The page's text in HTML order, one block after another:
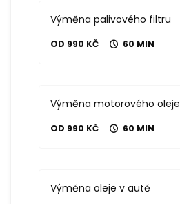
Výměna palivového filtru
OD 990 KČ 60 MIN
Výměna motorového oleje
OD 990 KČ 60 MIN
Výměna oleje v autě